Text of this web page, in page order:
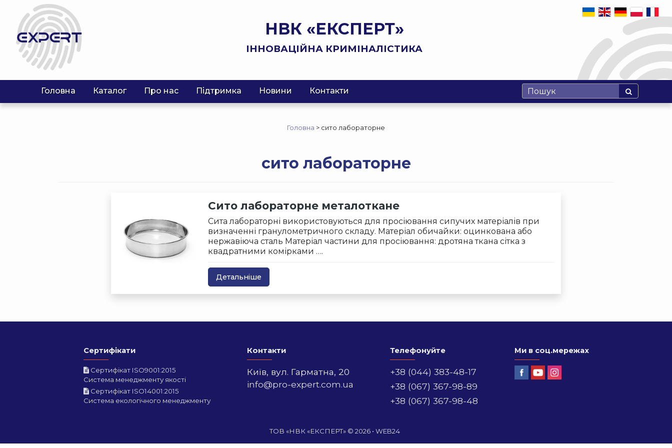
НВК «ЕКСПЕРТ»
ІННОВАЦІЙНА КРИМІНАЛІСТИКА
Головна Каталог Про нас Підтримка Новини Контакти
Головна > сито лабораторне
сито лабораторне
Сито лабораторне металоткане
Сита лабораторні використовуються для просіювання сипучих матеріалів при
визначенні гранулометричного складу. Матеріал обичайки: оцинкована або
нержавіюча сталь Матеріал частини для просіювання: дротяна ткана сітка з
квадратними комірками ….
Детальніше
Сертифікати
Сертифікат ISO9001:2015
Система менеджменту якості
Сертифікат ISO14001:2015
Система екологічного менеджменту
Контакти
Київ, вул. Гарматна, 20
info@pro-expert.com.ua
Телефонуйте
+38 (044) 383-48-17
+38 (067) 367-98-89
+38 (067) 367-98-48
Ми в соц.мережах
ТОВ «НВК «ЕКСПЕРТ» © 2026 • WEB24